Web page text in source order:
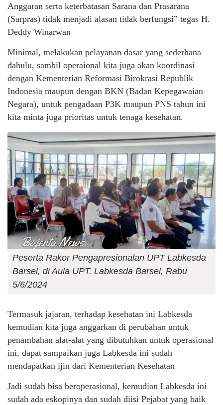
Anggaran serta keterbatasan Sarana dan Prasarana
(Sarpras) tidak menjadi alasan tidak berfungsi” tegas H.
Deddy Winarwan
Minimal, melakukan pelayanan dasar yang sederhana
dahulu, sambil operaional kita juga akan koordinasi
dengan Kementerian Reformasi Birokrasi Republik
Indonesia maupun dengan BKN (Badan Kepegawaian
Negara), untuk pengadaan P3K maupun PNS tahun ini
kita minta juga prioritas untuk tenaga kesehatan.
Peserta Rakor Pengapresionalan UPT Labkesda
Barsel, di Aula UPT. Labkesda Barsel, Rabu
5/6/2024
Termasuk jajaran, terhadap kesehatan ini Labkesda
kemudian kita juga anggarkan di perubahan untuk
penambahan alat-alat yang dibutuhkan untuk operasional
ini, dapat sampaikan juga Labkesda ini sudah
mendapatkan ijin dari Kementerian Kesehatan
Jadi sudah bisa beroperasional, kemudian Labkesda ini
sudah ada eskopinya dan sudah diisi Pejabat yang baik